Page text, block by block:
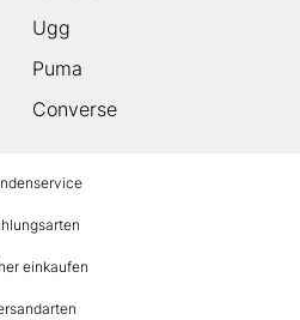
Ugg
Puma
Converse
einkaufen